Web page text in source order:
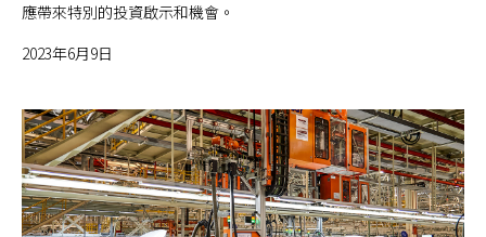
應帶來特別的投資啟示和機會。
2023年6月9日